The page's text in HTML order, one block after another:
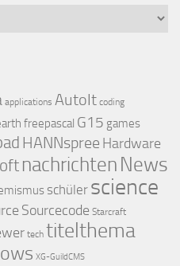
applications AutoIt coding
freepascal G15 games
HANNspree Hardware
nachrichten News
schüler science
Sourcecode Starcraft
tech titelthema
XG-GuildCMS